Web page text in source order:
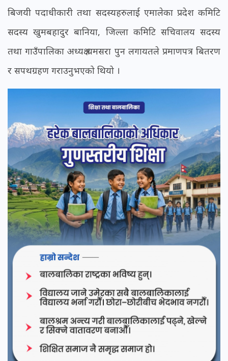
बिजयी पदाधीकारी तथा सदस्यहरुलाई एमालेका प्रदेश कमिटि
सदस्य खुमबहादुर बानिया, जिल्ला कमिटि सचिवालय सदस्य
तथा गाउँपालिका अध्यक्ष थमसरा पुन लगायतले प्रमाणपत्र बितरण
र सपथग्रहण गराउनुभएको थियो ।